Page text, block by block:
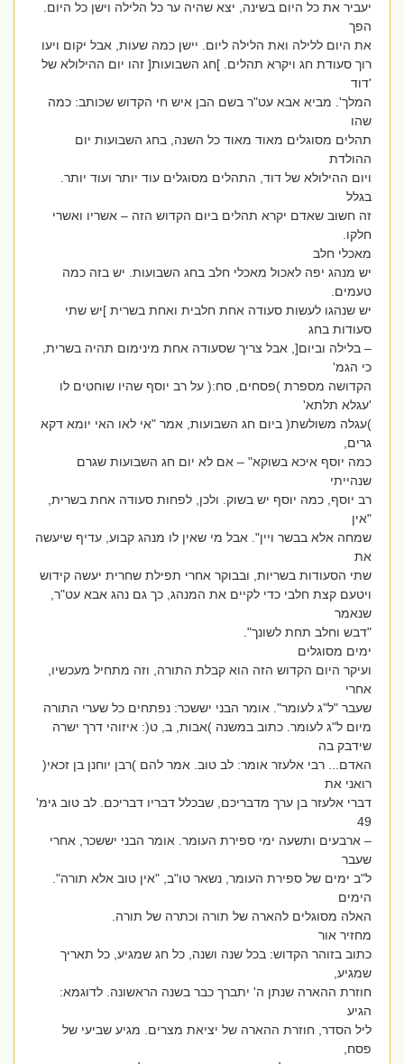
יעביר את כל היום בשינה, יצא שהיה ער כל הלילה וישן כל היום.
הפך
את היום ללילה ואת הלילה ליום. יישן כמה שעות, אבל יקום ויעו
רוך סעודת חג ויקרא תהלים. ]חג השבועות[ זהו יום ההילולא של
'דוד
המלך'. מביא אבא עט"ר בשם הבן איש חי הקדוש שכותב: כמה
שהו
תהלים מסוגלים מאוד מאוד כל השנה, בחג השבועות יום
ההולדת
ויום ההילולא של דוד, התהלים מסוגלים עוד יותר ועוד יותר.
בגלל
זה חשוב שאדם יקרא תהלים ביום הקדוש הזה – אשריו ואשרי
חלקו.
מאכלי חלב
יש מנהג יפה לאכול מאכלי חלב בחג השבועות. יש בזה כמה
טעמים.
יש שנהגו לעשות סעודה אחת חלבית ואחת בשרית ]יש שתי
סעודות בחג
– בלילה וביום[, אבל צריך שסעודה אחת מינימום תהיה בשרית,
כי הגמ'
הקדושה מספרת )פסחים, סח:( על רב יוסף שהיו שוחטים לו
'עגלא תלתא'
)עגלה משולשת( ביום חג השבועות, אמר "אי לאו האי יומא דקא
גרים,
כמה יוסף איכא בשוקא" – אם לא יום חג השבועות שגרם
שנהייתי
רב יוסף, כמה יוסף יש בשוק. ולכן, לפחות סעודה אחת בשרית,
"אין
שמחה אלא בבשר ויין". אבל מי שאין לו מנהג קבוע, עדיף שיעשה
את
שתי הסעודות בשריות, ובבוקר אחרי תפילת שחרית יעשה קידוש
ויטעם קצת חלבי כדי לקיים את המנהג, כך גם נהג אבא עט"ר,
שנאמר
"דבש וחלב תחת לשונך".
ימים מסוגלים
ועיקר היום הקדוש הזה הוא קבלת התורה, וזה מתחיל מעכשיו,
אחרי
שעבר "ל"ג לעומר". אומר הבני יששכר: נפתחים כל שערי התורה
מיום ל"ג לעומר. כתוב במשנה )אבות, ב, ט(: איזוהי דרך ישרה
שידבק בה
האדם... רבי אלעזר אומר: לב טוב. אמר להם )רבן יוחנן בן זכאי(
רואני את
דברי אלעזר בן ערך מדבריכם, שבכלל דבריו דבריכם. לב טוב גימ'
– ארבעים ותשעה ימי ספירת העומר. אומר הבני יששכר, אחרי
שעבר
ל"ב ימים של ספירת העומר, נשאר טו"ב, "אין טוב אלא תורה".
הימים
האלה מסוגלים להארה של תורה וכתרה של תורה.
מחזיר אור
כתוב בזוהר הקדוש: בכל שנה ושנה, כל חג שמגיע, כל תאריך
שמגיע,
חוזרת ההארה שנתן ה' יתברך כבר בשנה הראשונה. לדוגמא:
הגיע
ליל הסדר, חוזרת ההארה של יציאת מצרים. מגיע שביעי של
פסח,